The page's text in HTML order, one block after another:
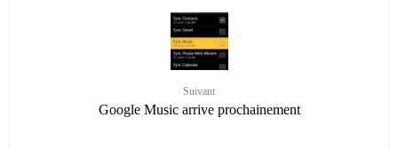
Suivant
Google Music arrive prochainement